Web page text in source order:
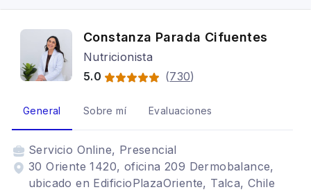
Constanza Parada Cifuentes
Nutricionista
5.0
(730)
General Sobre mí Evaluaciones
Servicio Online, Presencial
30 Oriente 1420, oficina 209 Dermobalance,
ubicado en EdificioPlazaOriente, Talca, Chile